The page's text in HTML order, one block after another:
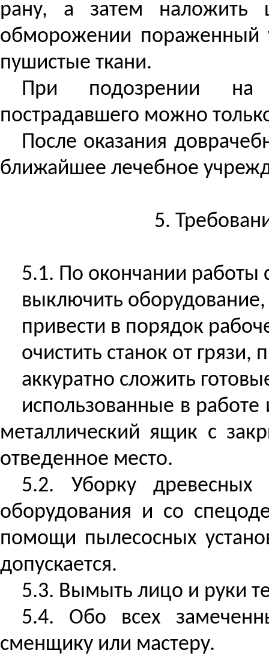
рану, а затем наложить
обморожении пораженный
пушистые ткани.
При подозрении на
пострадавшего можно
После оказания
ближайшее лечебное
5.
5.1. По окончании работы
выключить
привести в порядок
очистить станок от грязи,
аккуратно сложить
использованные в
металлический ящик с
отведенное место.
5.2. Уборку древесных
оборудования и со
помощи пылесосных
допускается.
5.3. Вымыть лицо и руки
5.4. Обо всех
сменщику или мастеру.